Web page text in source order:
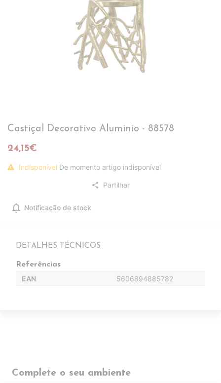
Castiçal Decorativo Aluminio - 88578
24,15€
Indisponível De momento artigo indisponível
share Partilhar
notifications Notificação de stock
DETALHES TÉCNICOS
Referências
EAN 5606894885782
Complete o seu ambiente